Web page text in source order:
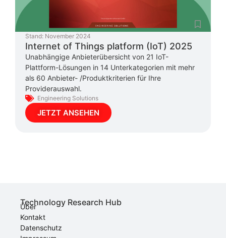
Stand: November 2024
Internet of Things platform (IoT) 2025
Unabhängige Anbieterübersicht von 21 IoT-
Plattform-Lösungen in 14 Unterkategorien mit mehr
als 60 Anbieter- /Produktkriterien für Ihre
Providerauswahl.
Engineering Solutions
JETZT ANSEHEN
Technology Research Hub
Über
Kontakt
Datenschutz